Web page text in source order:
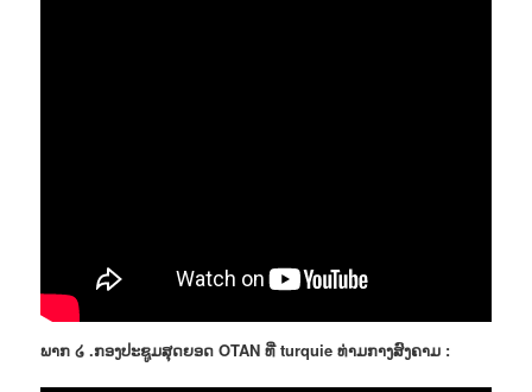
ພາກ ໒ .ກອງປະຊູມສຸດຍອດ OTAN ທີ່ turquie ທ່າມກາງສົງຄາມ :